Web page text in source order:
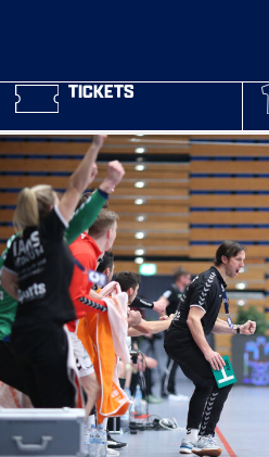
TICKETS